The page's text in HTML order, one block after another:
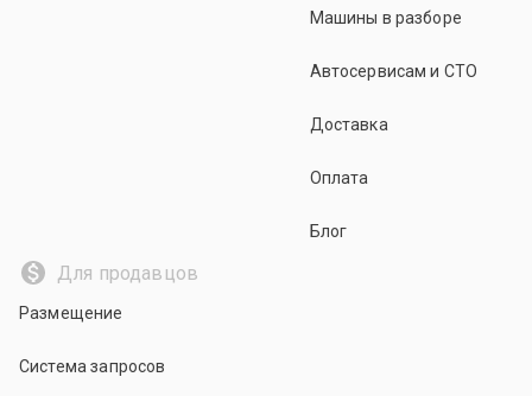
Машины в разборе
Автосервисам и СТО
Доставка
Оплата
Блог
Для продавцов
Размещение
Система запросов